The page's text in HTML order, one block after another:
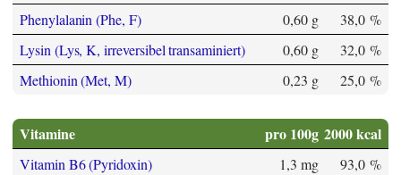
Phenylalanin (Phe, F)
0,60 g
38,0 %
Lysin (Lys, K, irreversibel transaminiert)
0,60 g
32,0 %
Methionin (Met, M)
0,23 g 25,0 %
Vitamine pro 100g 2000 kcal
Vitamin B6 (Pyridoxin) 1,3 mg
93,0 %